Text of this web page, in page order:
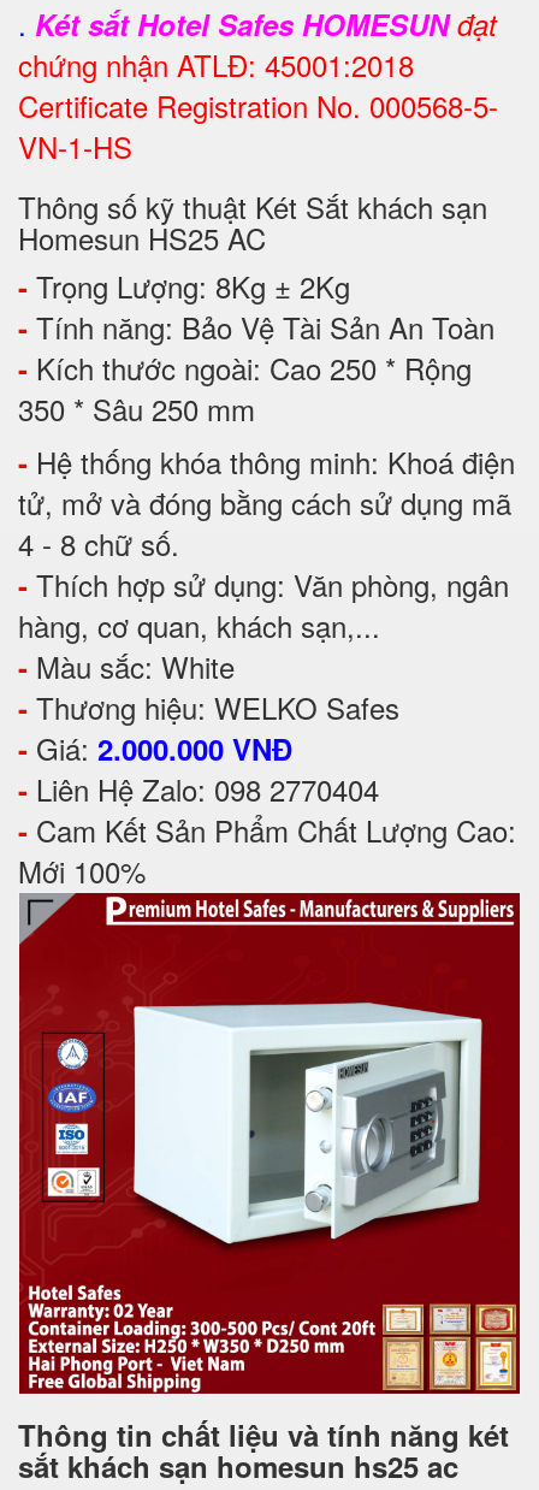
. Két sắt Hotel Safes HOMESUNđạt
chứng nhận ATLĐ: 45001:2018
Certificate Registration No. 000568-5-
VN-1-HS
Thông số kỹ thuật Két Sắt khách sạn
Homesun HS25 AC
- Trọng Lượng: 8Kg ± 2Kg
- Tính năng: Bảo Vệ Tài Sản An Toàn
- Kích thước ngoài: Cao 250 * Rộng
350 * Sâu 250 mm
- Hệ thống khóa thông minh: Khoá điện
tử, mở và đóng bằng cách sử dụng mã
4 - 8 chữ số.
- Thích hợp sử dụng: Văn phòng, ngân
hàng, cơ quan, khách sạn,...
- Màu sắc: White
- Thương hiệu: WELKO Safes
- Giá: 2.000.000 VNĐ
- Liên Hệ Zalo: 098 2770404
- Cam Kết Sản Phẩm Chất Lượng Cao:
Mới 100%
Thông tin chất liệu và tính năng két
sắt khách sạn homesun hs25 ac